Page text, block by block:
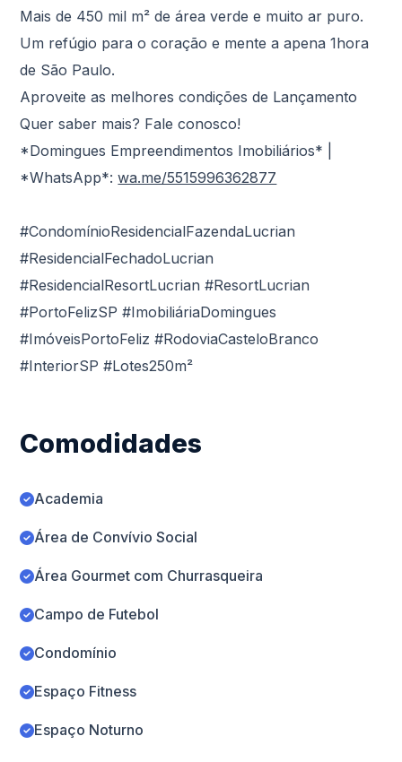
Mais de 450 mil m² de área verde e muito ar puro.
Um refúgio para o coração e mente a apena 1hora
de São Paulo.
Aproveite as melhores condições de Lançamento
Quer saber mais? Fale conosco!
*Domingues Empreendimentos Imobiliários* |
*WhatsApp*:wa.me/5515996362877
#CondomínioResidencialFazendaLucrian
#ResidencialFechadoLucrian
#ResidencialResortLucrian #ResortLucrian
#PortoFelizSP #ImobiliáriaDomingues
#ImóveisPortoFeliz #RodoviaCasteloBranco
#InteriorSP #Lotes250m²
Comodidades
Academia
Área de Convívio Social
Área Gourmet com Churrasqueira
Campo de Futebol
Condomínio
Espaço Fitness
Espaço Noturno